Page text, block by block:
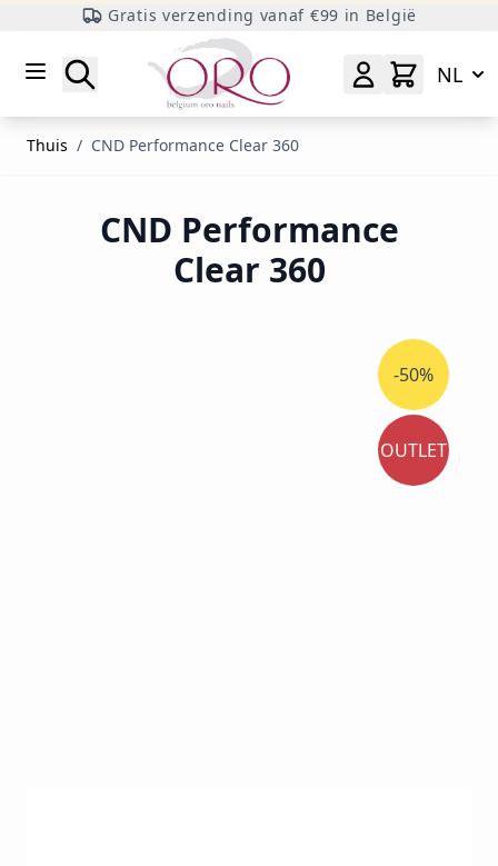
Gratis verzending vanaf €99 in België
Zoeken
NL
Thuis / CND Performance Clear 360
CND Performance
Clear 360
-50%
OUTLET